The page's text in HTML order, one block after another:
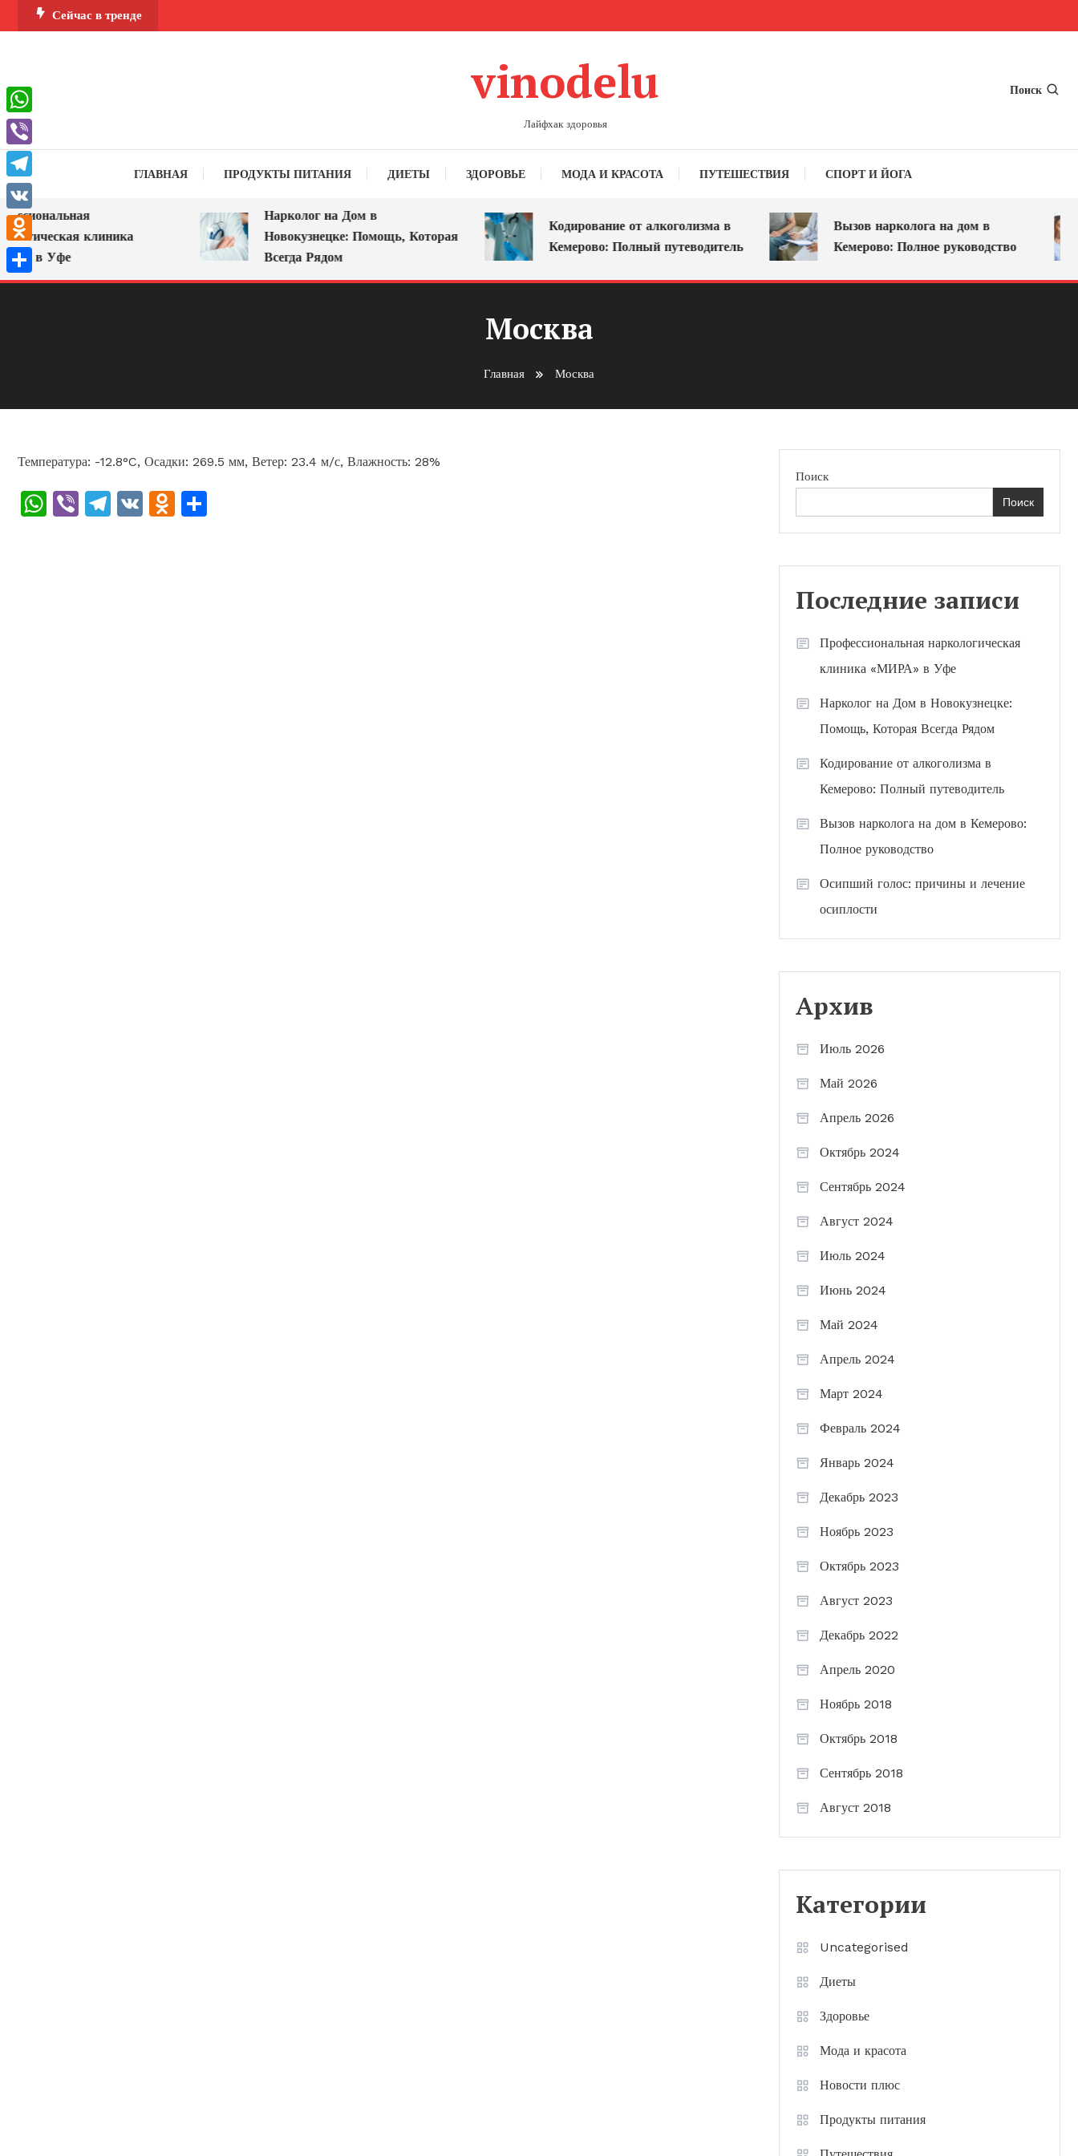
Перейти
к
Сейчас в тренде
vinodelu
Лайфхак здоровья
Поиск
ГЛАВНАЯ ПРОДУКТЫ ПИТАНИЯ ДИЕТЫ ЗДОРОВЬЕ МОДА И КРАСОТА ПУТЕШЕСТВИЯ СПОРТ И ЙОГА
клиника
в Уфе
Нарколог на Дом в
Новокузнецке: Помощь, Которая
Всегда Рядом
Кодирование от алкоголизма в
Кемерово: Полный путеводитель
Вызов нарколога на дом в
Кемерово: Полное руководство
Москва
Главная Москва
Температура: -12.8°C, Осадки: 269.5 мм, Ветер: 23.4 м/с, Влажность: 28%
WhatsApp
ViberTelegram
VK Odnoklassniki
Поиск
Поиск
Последние записи
Профессиональная наркологическая
клиника «МИРА» в Уфе
Нарколог на Дом в Новокузнецке:
Помощь, Которая Всегда Рядом
Кодирование от алкоголизма в
Кемерово: Полный путеводитель
Вызов нарколога на дом в Кемерово:
Полное руководство
Осипший голос: причины и лечение
осиплости
Архив
Июль 2026
Май 2026
Апрель 2026
Октябрь 2024
Сентябрь 2024
Август 2024
Июль 2024
Июнь 2024
Май 2024
Апрель 2024
Март 2024
Февраль 2024
Январь 2024
Декабрь 2023
Ноябрь 2023
Октябрь 2023
Август 2023
Декабрь 2022
Апрель 2020
Ноябрь 2018
Октябрь 2018
Сентябрь 2018
Август 2018
Категории
Uncategorised
Диеты
Здоровье
Мода и красота
Новости плюс
Продукты питания
WhatsApp
Viber
Telegram
VK
Odnoklassniki
Отправить